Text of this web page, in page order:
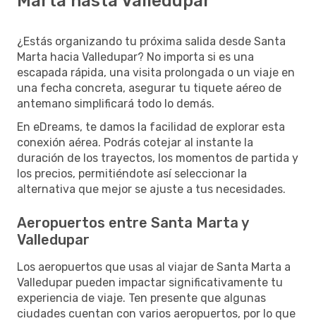
¿Estás organizando tu próxima salida desde Santa
Marta hacia Valledupar? No importa si es una
escapada rápida, una visita prolongada o un viaje en
una fecha concreta, asegurar tu tiquete aéreo de
antemano simplificará todo lo demás.
En eDreams, te damos la facilidad de explorar esta
conexión aérea. Podrás cotejar al instante la
duración de los trayectos, los momentos de partida y
los precios, permitiéndote así seleccionar la
alternativa que mejor se ajuste a tus necesidades.
Aeropuertos entre Santa Marta y
Valledupar
Los aeropuertos que usas al viajar de Santa Marta a
Valledupar pueden impactar significativamente tu
experiencia de viaje. Ten presente que algunas
ciudades cuentan con varios aeropuertos, por lo que